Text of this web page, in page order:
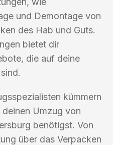
und Demontage von
des Hab und Guts.
bietet dir
die auf deine
kümmern
Umzug von
benötigst. Von
über das Verpacken